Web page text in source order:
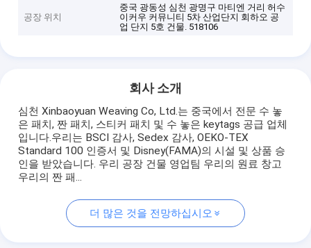
공장 위치
중국 광동성 심천 광명구 마티엔 거리 허수
이커우 커뮤니티 5차 산업단지 회하오 공
업 단지 5호 건물. 518106
회사 소개
심천 Xinbaoyuan Weaving Co, Ltd.는 중국에서 전문 수 놓
은 패치, 짠 패치, 스티커 패치 및 수 놓은 keytags 공급 업체
입니다.우리는 BSCI 감사, Sedex 감사, OEKO-TEX
Standard 100 인증서 및 Disney(FAMA)의 시설 및 상품 승
인을 받았습니다. 우리 공장 건물 영업팀 우리의 원료 창고
우리의 짠 패...
더 많은 것을 전망하십시오